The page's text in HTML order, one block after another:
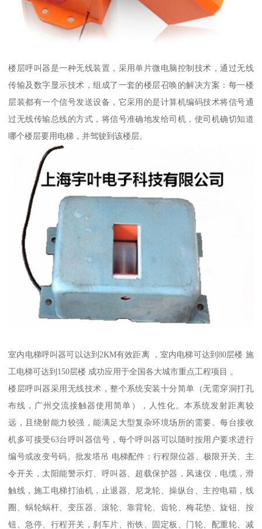
楼层呼叫器是一种无线装置，采用单片微电脑控制技术，通过无线
传输及数字显示技术，组成了一套的楼层召唤的解决方案：每一楼
层装都有一个信号发送设备，它采用的是计算机编码技术将信号通
过无线传输总线的方式，将信号准确地发给司机，使司机确切知道
哪个楼层要用电梯，并驾驶到该楼层。
室内电梯呼叫器可以达到2KM有效距离 ，室内电梯可达到80层楼 施
工电梯可达到150层楼 成功应用于全国各大城市重点工程项目 。
楼层呼叫器采用无线技术，整个系统安装十分简单（无需穿洞打孔
布线，广州交流接触器使用简单），人性化。本系统发射距离较
远，且绕射能力较强，能满足大型复杂环境场所的需要。每台接收
机多可接受63台呼叫器信号，每个呼叫器可以随时按用户要求进行
编号或改变号码。批发塔吊 电梯配件：行程限位器、极限开关、主
令开关，太阳能警示灯、呼叫器、超载保护器，风速仪，电缆，滑
触线，施工电梯打油机，止退器、尼龙轮、操纵台、主控电箱，线
圈、蜗轮蜗杆、变压器、滚轮、靠背轮、齿轮、梅花垫、旋钮、按
钮、急停、行程开关，刹车片、衔铁、固定板、门轮、配重轮、减